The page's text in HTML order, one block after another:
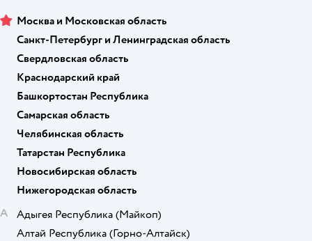
Москва и Московская область
Санкт-Петербург и Ленинградская область
Свердловская область
Краснодарский край
Башкортостан Республика
Самарская область
Челябинская область
Татарстан Республика
Новосибирская область
Нижегородская область
А
Адыгея Республика (Майкоп)
Алтай Республика (Горно-Алтайск)